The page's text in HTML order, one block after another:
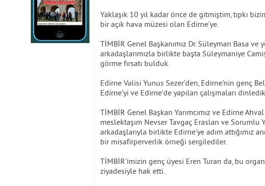
Yaklaşık 10 yıl kadar önce de gitmiştim, tıpkı
bir açık hava müzesi olan Edirne’ye.
TİMBİR Genel Başkanımız Dr. Süleyman Basa
arkadaşlarımızla birlikte başta Süleymaniye
görme fırsatı bulduk.
Edirne Valisi Yunus Sezer’den, Edirne’nin genç
Edirne’yi ve Edirne’de yapılan çalışmaları
TİMBİR Genel Başkan Yarımcımız ve Edirne
meslektaşım Nevser Tavgaç Eraslan ve Sorumlu
arkadaşlarıyla birlikte Edirne’ye adım attığımız
bir misafirperverlik örneği sergilediler.
TİMBİR'imizin genç üyesi Eren Turan da, bu
ziyadesiyle hak etti.